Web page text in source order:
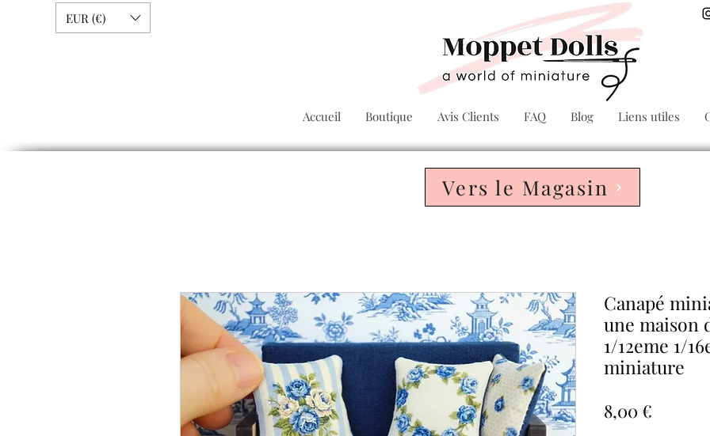
EUR (€)
Accueil Boutique Avis Clients FAQ Blog Liens utiles
Vers le Magasin
Canapé
une maison
1/12eme 1/
miniature
8,00 €